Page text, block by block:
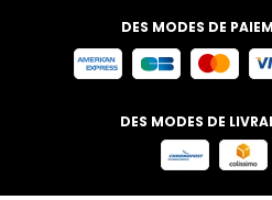
DES MODES DE
DES MODES DE